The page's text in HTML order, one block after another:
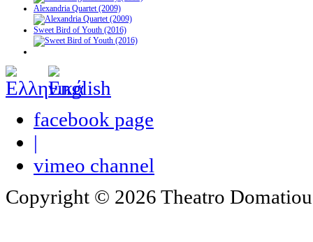
Alexandria Quartet (2009)
Sweet Bird of Youth (2016)
facebook page
|
vimeo channel
Copyright © 2026 Theatro